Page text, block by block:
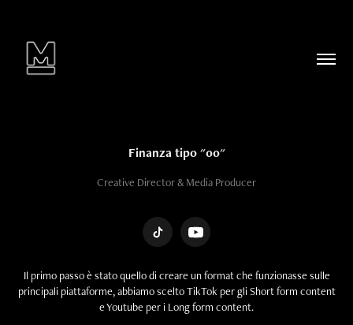
Finanza tipo "00"
Creative Director & Media Producer
Il primo passo è stato quello di creare un format che funzionasse sulle
principali piattaforme, abbiamo scelto TikTok per gli Short form content
e Youtube per i Long form content.